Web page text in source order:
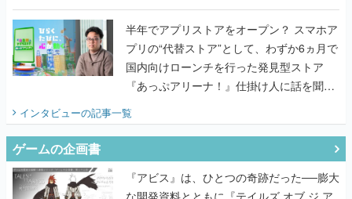
うこだわりをプロデューサーに聞いた
半年でアプリストアをオープン？ スマホア
プリの“代替ストア”として、わずか6ヵ月で
国内向けローンチを行った発見型ストア
『あっぷアリーナ！』仕掛け人に話を聞い
インタビューの記事一覧
ゲームの企画書
『アビス』は、ひとつの奇跡だった──膨大
な開発資料とともに『テイルズ オブ ジ ア